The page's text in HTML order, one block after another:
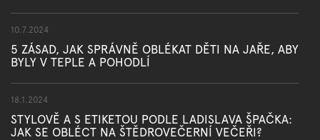
10.7.2024
5 ZÁSAD, JAK SPRÁVNĚ OBLÉKAT DĚTI NA JAŘE, ABY
BYLY V TEPLE A POHODLÍ
18.1.2024
STYLOVĚ A S ETIKETOU PODLE LADISLAVA ŠPAČKA:
JAK SE OBLÉCT NA ŠTĚDROVEČERNÍ VEČEŘI?